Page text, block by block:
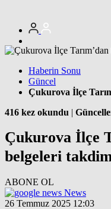
Haberin Sonu
Güncel
Çukurova İlçe
416 kez okundu |
Çukurova İlçe
belgeleri
ABONE OL
News
26 Temmuz 2025 12:03